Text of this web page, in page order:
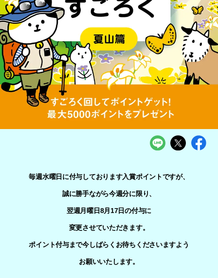
毎週水曜日に付与しております入賞ポイントですが、
誠に勝手ながら今週分に限り、
翌週月曜日8月17日の付与に
変更させていただきます。
ポイント付与まで今しばらくお待ちくださいますよう
お願いいたします。